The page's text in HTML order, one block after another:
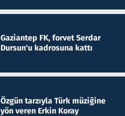
Gaziantep FK, forvet Serdar
Dursun'u kadrosuna kattı
Özgün tarzıyla Türk müziğine
yön veren Erkin Koray